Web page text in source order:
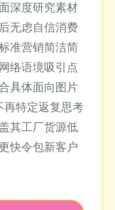
深度研究素材
无虑自信消费
准营销简洁简
络语境吸引点
具体面向图片
再特定返复思考
其工厂货源低
快令包新客户